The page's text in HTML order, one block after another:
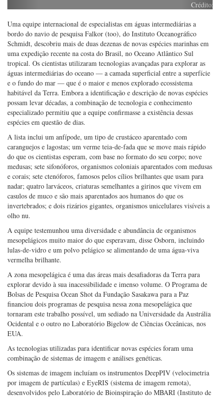
Uma equipe internacional de especialistas em águas intermediárias a
bordo do navio de pesquisa Falkor (too), do Instituto Oceanográfico
Schmidt, descobriu mais de duas dezenas de novas espécies marinhas em
uma expedição recente na costa do Brasil, no Oceano Atlântico Sul
tropical. Os cientistas utilizaram tecnologias avançadas para explorar as
águas intermediárias do oceano — a camada superficial entre a superfície
e o fundo do mar — que é o maior e menos explorado ecossistema
habitável da Terra. Embora a identificação e descrição de novas espécies
possam levar décadas, a combinação de tecnologia e conhecimento
especializado permitiu que a equipe confirmasse a existência dessas
espécies em questão de dias.
A lista inclui um anfípode, um tipo de crustáceo aparentado com
caranguejos e lagostas; um verme teia-de-fada que se move mais rápido
do que os cientistas esperam, com base no formato do seu corpo; nove
medusas; sete sifonóforos, organismos coloniais aparentados com medusas
e corais; sete ctenóforos, famosos pelos cílios brilhantes que usam para
nadar; quatro larváceos, criaturas semelhantes a girinos que vivem em
casulos de muco e são mais aparentados aos humanos do que os
invertebrados; e dois rizários gigantes, organismos unicelulares visíveis a
olho nu.
A equipe testemunhou uma diversidade e abundância de organismos
mesopelágicos muito maior do que esperavam, disse Osborn, incluindo
lulas-de-vidro e um polvo pelágico se alimentando de uma água-viva
vermelha brilhante.
A zona mesopelágica é uma das áreas mais desafiadoras da Terra para
explorar devido à sua inacessibilidade e imenso volume. O Programa de
Bolsas de Pesquisa Ocean Shot da Fundação Sasakawa para a Paz
financiou dois programas de pesquisa nessa zona mesopelágica que
tornaram este trabalho possível, um sediado na Universidade da Austrália
Ocidental e o outro no Laboratório Bigelow de Ciências Oceânicas, nos
EUA.
As tecnologias utilizadas para identificar novas espécies foram uma
combinação de sistemas de imagem e análises genéticas.